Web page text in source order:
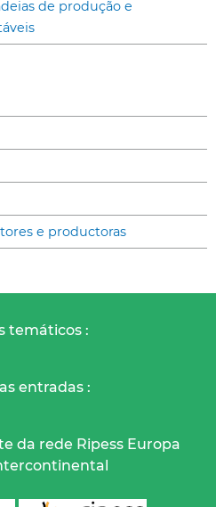
de produção e
e productoras
temáticos :
entradas :
da rede Ripess Europa